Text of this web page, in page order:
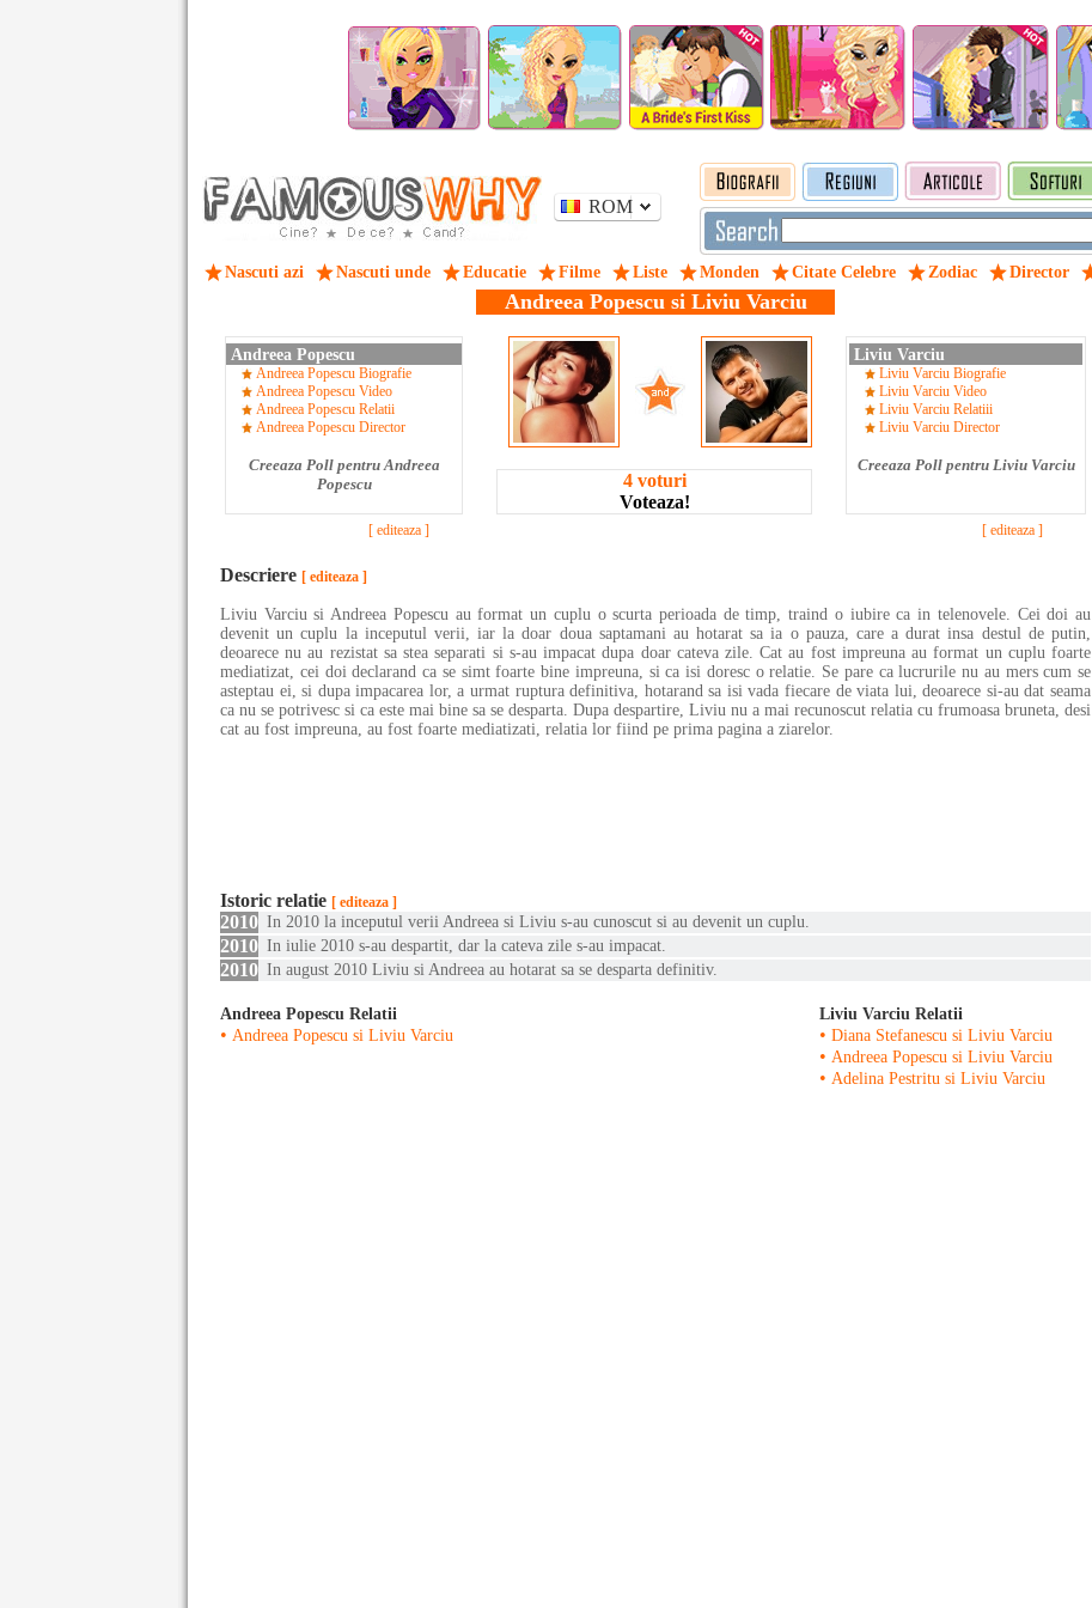
ROM
Nascuti azi Nascuti unde Educatie Filme Liste Monden Citate Celebre Zodiac Director
Andreea Popescu si Liviu Varciu
Andreea Popescu
Andreea Popescu Biografie
Andreea Popescu Video
Andreea Popescu Relatii
Andreea Popescu Director
Creeaza Poll pentru Andreea
Popescu
4 voturi
Voteaza!
Liviu Varciu
Liviu Varciu Biografie
Liviu Varciu Video
Liviu Varciu Relatiii
Liviu Varciu Director
Creeaza Poll pentru Liviu Varciu
[ editeaza ] [ editeaza ]
Descriere [ editeaza ]
Liviu Varciu si Andreea Popescu au format un cuplu o scurta perioada de timp, traind o iubire ca in telenovele. Cei doi au
devenit un cuplu la inceputul verii, iar la doar doua saptamani au hotarat sa ia o pauza, care a durat insa destul de putin,
deoarece nu au rezistat sa stea separati si s-au impacat dupa doar cateva zile. Cat au fost impreuna au format un cuplu foarte
mediatizat, cei doi declarand ca se simt foarte bine impreuna, si ca isi doresc o relatie. Se pare ca lucrurile nu au mers cum se
asteptau ei, si dupa impacarea lor, a urmat ruptura definitiva, hotarand sa isi vada fiecare de viata lui, deoarece si-au dat seama
ca nu se potrivesc si ca este mai bine sa se desparta. Dupa despartire, Liviu nu a mai recunoscut relatia cu frumoasa bruneta, desi
cat au fost impreuna, au fost foarte mediatizati, relatia lor fiind pe prima pagina a ziarelor.
Istoric relatie [ editeaza ]
2010 In 2010 la inceputul verii Andreea si Liviu s-au cunoscut si au devenit un cuplu.
2010 In iulie 2010 s-au despartit, dar la cateva zile s-au impacat.
2010 In august 2010 Liviu si Andreea au hotarat sa se desparta definitiv.
Andreea Popescu Relatii
• Andreea Popescu si Liviu Varciu
Liviu Varciu Relatii
• Diana Stefanescu si Liviu Varciu
• Andreea Popescu si Liviu Varciu
• Adelina Pestritu si Liviu Varciu